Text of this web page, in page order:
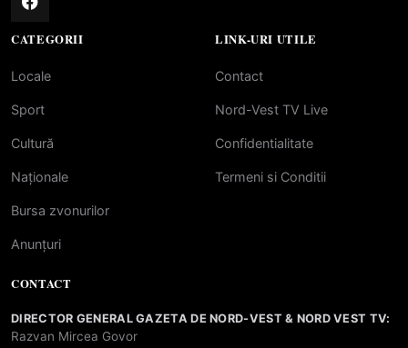
CATEGORII
Locale
Sport
Cultură
Naționale
Bursa zvonurilor
Anunțuri
LINK-URI UTILE
Contact
Nord-Vest TV Live
Confidentialitate
Termeni si Conditii
CONTACT
DIRECTOR GENERAL GAZETA DE NORD-VEST & NORD VEST TV:
Razvan Mircea Govor